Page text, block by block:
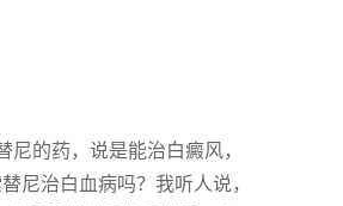
的药，说是能治白癜风，
尼治白血病吗？我听人说，